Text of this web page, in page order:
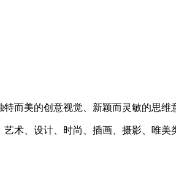
而美的创意视觉、新颖而灵敏的思
术、设计、时尚、插画、摄影、唯美